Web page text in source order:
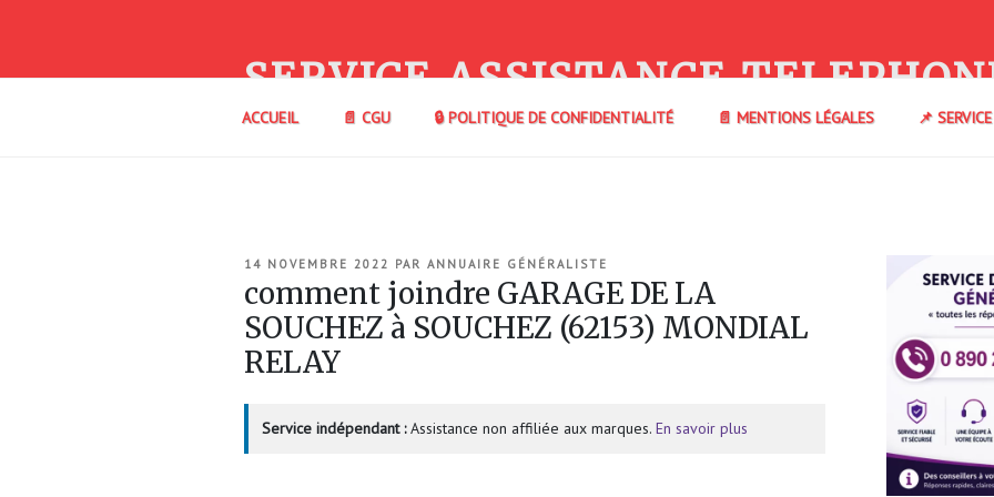
SERVICE ASSISTANCE
ACCUEIL 📄 CGU 🔒 POLITIQUE DE CONFIDENTIALITÉ 📄 MENTIONS LÉGALES 📌
PUBLIÉ
14 NOVEMBRE 2022 PAR ANNUAIRE GÉNÉRALISTE
comment joindre GARAGE DE LA
SOUCHEZ à SOUCHEZ (62153) MONDIAL
RELAY
Service indépendant :Assistance non affiliée aux marques. En savoir plus